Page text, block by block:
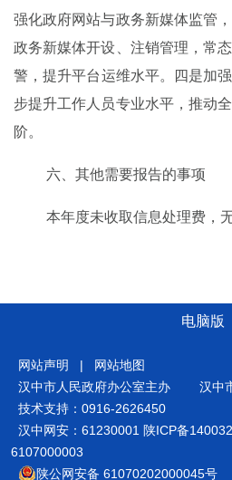
强化政府网站与政务新媒体监管
政务新媒体开设、注销管理，常
警 ，提升平台运维水平。四是加
步提升工作人员专业水平，推动
阶。
六、其他需要报告的事项
本年度未收取信息处理费，
电脑版
网站声明 |
网站地图
汉中市人民政府办公室主办
汉中
技术支持：0916-2626450
汉中网安：61230001 陕ICP备
6107000003
陕公网安备 61070202000045号